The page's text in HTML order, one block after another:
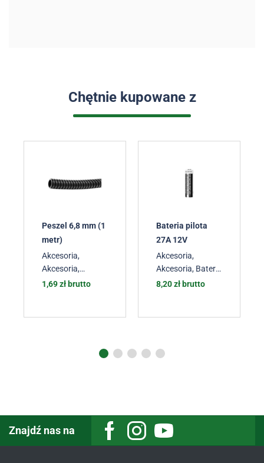
Chętnie kupowane z
Peszel 6,8 mm (1
metr)
Akcesoria,
Akcesoria,
Pozostałe,
Akcesoria
1,69zł brutto
Bateria pilota
27A 12V
Akcesoria,
Akcesoria, Baterie
do pilotów
Akcesoria,
8,20zł brutto
Znajdź nas na